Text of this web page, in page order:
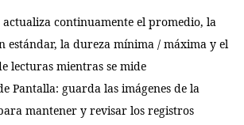
actualiza continuamente el promedio, la
estándar, la dureza mínima / máxima y el
lecturas mientras se mide
Pantalla: guarda las imágenes de la
mantener y revisar los registros